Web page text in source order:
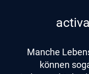
Manche
können